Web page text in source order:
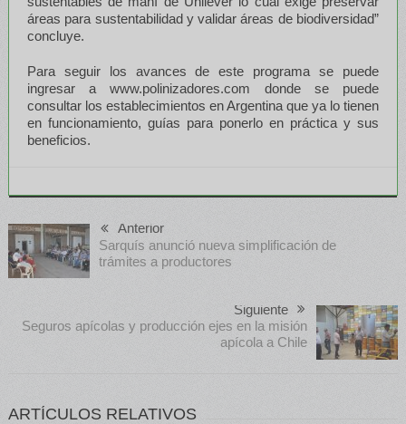
áreas para sustentabilidad y validar áreas de biodiversidad”
concluye.
Para seguir los avances de este programa se puede
ingresar a www.polinizadores.com donde se puede
consultar los establecimientos en Argentina que ya lo tienen
en funcionamiento, guías para ponerlo en práctica y sus
beneficios.
Anterior
Sarquís anunció nueva simplificación de
trámites a productores
Siguiente
Seguros apícolas y producción ejes en la misión
apícola a Chile
ARTÍCULOS RELATIVOS